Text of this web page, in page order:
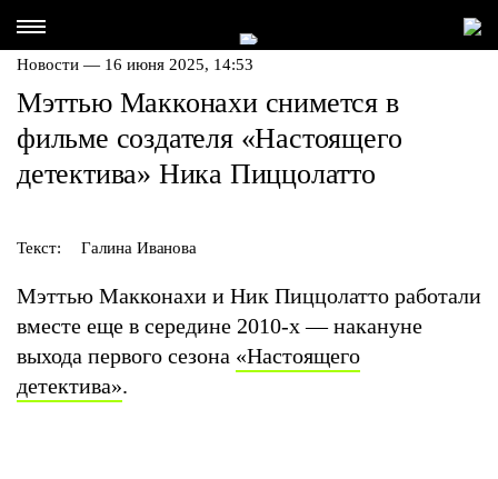
Новости — 16 июня 2025, 14:53
Мэттью Макконахи снимется в
фильме создателя «Настоящего
детектива» Ника Пиццолатто
Текст: Галина Иванова
Мэттью Макконахи и Ник Пиццолатто работали
вместе еще в середине 2010-х — накануне
выхода первого сезона «Настоящего
детектива».